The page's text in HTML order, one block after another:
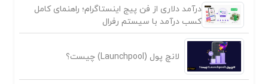
درآمد دلاری از فن پیج اینستاگرام؛ راهنمای کامل
کسب درآمد با سیستم رفرال
لانچ پول (Launchpool) چیست؟